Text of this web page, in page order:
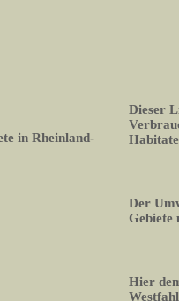
in Rheinland-
Dieser
Der
Gebiete
Hier